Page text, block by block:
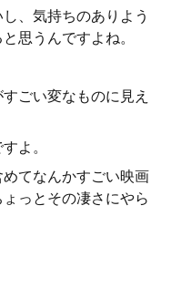
、気持ちのありよう
思うんですよね。
ごい変なものに見え
よ。
てなんかすごい映画
っとその凄さにやら